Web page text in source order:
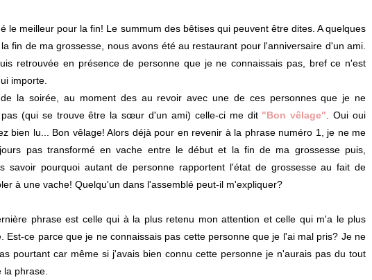
le meilleur pour la fin! Le summum des bêtises qui peuvent être dites. A quelques
fin de ma grossesse, nous avons été au restaurant pour l'anniversaire d'un ami.
retrouvée en présence de personne que je ne connaissais pas, bref ce n'est
importe.
la soirée, au moment des au revoir avec une de ces personnes que je ne
pas (qui se trouve être la sœur d'un ami) celle-ci me dit "Bon vêlage" . Oui oui
bien lu... Bon vêlage! Alors déjà pour en revenir à la phrase numéro 1, je ne me
pas transformé en vache entre le début et la fin de ma grossesse puis,
savoir pourquoi autant de personne rapportent l'état de grossesse au fait de
à une vache! Quelqu'un dans l'assemblé peut-il m'expliquer?
phrase est celle qui à la plus retenu mon attention et celle qui m'a le plus
Est-ce parce que je ne connaissais pas cette personne que je l'ai mal pris? Je ne
pourtant car même si j'avais bien connu cette personne je n'aurais pas du tout
la phrase.